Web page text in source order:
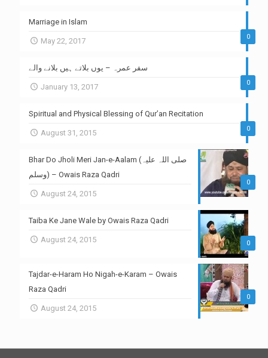
0
Marriage in Islam
May 22, 2017
0
سفر عمرہ – یوں بلاتے ہیں بلانے والے
January 13, 2017
0
Spiritual and Physical Blessing of Qur’an Recitation
August 31, 2015
0
Bhar Do Jholi Meri Jan-e-Aalam (صلی اللہ علیہ
وسلم) – Owais Raza Qadri
August 24, 2015
0
Taiba Ke Jane Wale by Owais Raza Qadri
August 24, 2015
0
Tajdar-e-Haram Ho Nigah-e-Karam – Owais
Raza Qadri
August 24, 2015